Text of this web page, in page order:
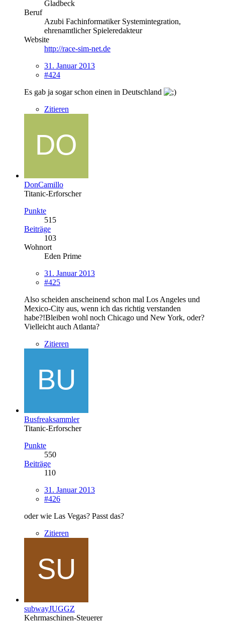
Gladbeck
Beruf
Azubi Fachinformatiker Systemintegration,
ehrenamtlicher Spieleredakteur
Website
http://race-sim-net.de
31. Januar 2013
#424
Es gab ja sogar schon einen in Deutschland
Zitieren
DonCamillo
Titanic-Erforscher
Punkte
515
Beiträge
103
Wohnort
Eden Prime
31. Januar 2013
#425
Also scheiden anscheinend schon mal Los Angeles und
Mexico-City aus, wenn ich das richtig verstanden
habe?!Bleiben wohl noch Chicago und New York, oder?
Vielleicht auch Atlanta?
Zitieren
Busfreaksammler
Titanic-Erforscher
Punkte
550
Beiträge
110
31. Januar 2013
#426
oder wie Las Vegas? Passt das?
Zitieren
subwayJUGGZ
Kehrmaschinen-Steuerer